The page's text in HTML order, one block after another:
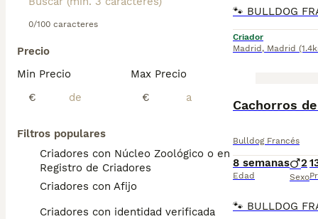
0/100 caracteres
Precio
Min Precio
€
Max Precio
€
Filtros populares
Criadores con Núcleo Zoológico o en el
Registro de Criadores
Criadores con Afijo
Criadores con identidad verificada
Criador
Madrid , Madrid
Cachorros
Bulldog Francés
8 semanas
Edad
2
Sexo